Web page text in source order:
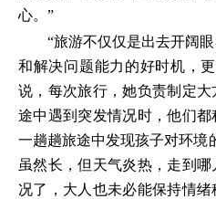
心。”
“旅游不仅仅是出去开阔
和解决问题能力的好时机，
说，每次旅行，她负责制定
途中遇到突发情况时，他们
一趟趟旅途中发现孩子对环境
虽然长，但天气炎热，走到
况了，大人也未必能保持情